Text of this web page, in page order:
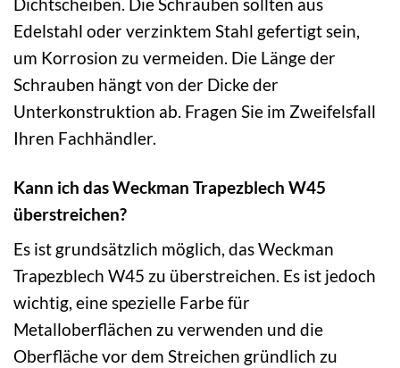
Edelstahl oder verzinktem Stahl gefertigt sein,
um Korrosion zu vermeiden. Die Länge der
Schrauben hängt von der Dicke der
Unterkonstruktion ab. Fragen Sie im Zweifelsfall
Ihren Fachhändler.
Kann ich das Weckman Trapezblech W45
überstreichen?
Es ist grundsätzlich möglich, das Weckman
Trapezblech W45 zu überstreichen. Es ist jedoch
wichtig, eine spezielle Farbe für
Metalloberflächen zu verwenden und die
Oberfläche vor dem Streichen gründlich zu